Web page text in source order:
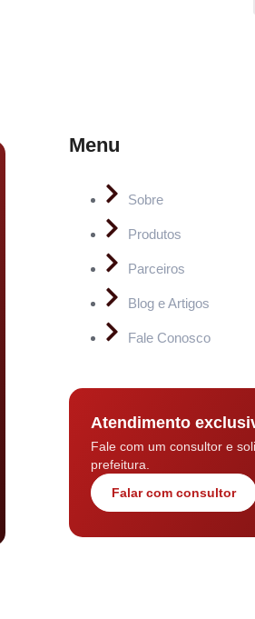
Menu
Sobre
Produtos
Parceiros
Blog e Artigos
Fale Conosco
Atendimento
Fale com um consultor e
prefeitura.
Falar com consultor